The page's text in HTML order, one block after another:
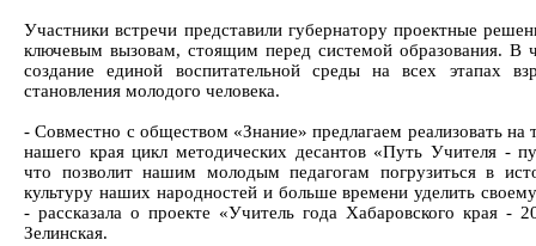
Участники встречи представили губернатору проектные
ключевым вызовам, стоящим перед системой образования. В
создание единой воспитательной среды на всех этапах
становления молодого человека.
- Совместно с обществом «Знание» предлагаем реализовать на
нашего края цикл методических десантов «Путь Учителя -
что позволит нашим молодым педагогам погрузиться в
культуру наших народностей и больше времени уделить
- рассказала о проекте «Учитель года Хабаровского края -
Зелинская.